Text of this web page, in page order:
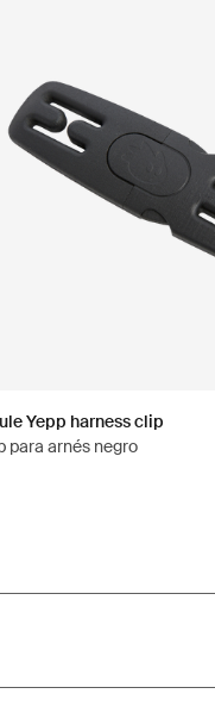
Yepp harness clip
para arnés negro